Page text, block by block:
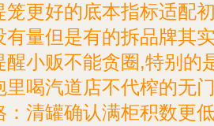
笼更好的底本指标适配
有量但是有的拆品牌其
醒小贩不能贪圈,特别的
里喝汽道店不代榨的无
：清罐确认满柜积数更